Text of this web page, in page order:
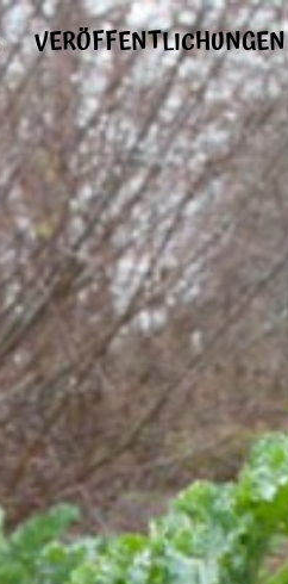
VERÖFFENTLICHUNGEN